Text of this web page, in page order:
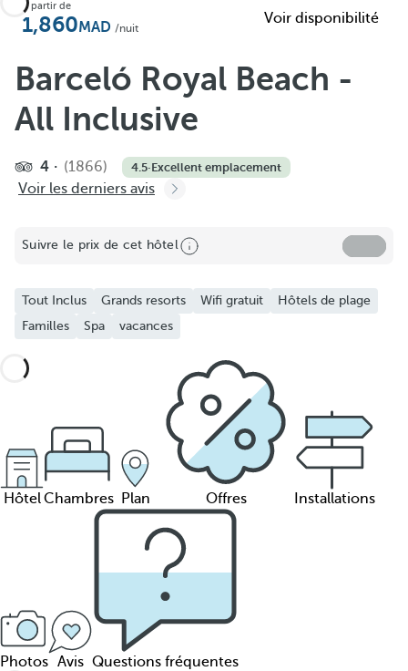
À partir de
1,860 /nuit
Voir disponibilité
Barceló Royal Beach -
All Inclusive
4 (1866) 4.5·Excellent emplacement
Voir les derniers avis
Suivre le prix de cet hôtel
Tout Inclus Grands resorts Wifi gratuit
Hôtels de plage
Familles
Spa vacances
HôtelChambres Plan Offres Installations
Photos Avis Questions fréquentes